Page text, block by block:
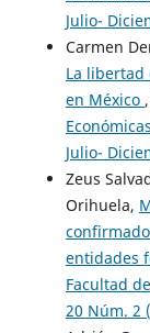
Julio-
Carmen
La libertad
en México ,
Julio-
Zeus
Orihuela,
entidades
Facultad
20 Núm. 2